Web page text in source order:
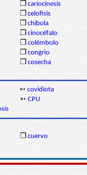
❒ cariocinesis
❒ celofisis
❒ chibola
❒ cinocéfalo
❒ colémbolo
❒ congrio
❒ cosecha
➳ covidiota
➳ CPU
❒ cuervo